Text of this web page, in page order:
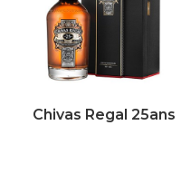
Chivas Regal 25ans